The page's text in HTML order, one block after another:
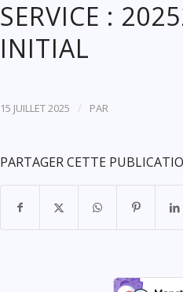
SERVICE :
INITIAL
15 JUILLET 2025 / PAR
PARTAGER CETTE